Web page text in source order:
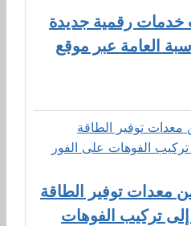
خدمات رقمية جديدة
العامة عبر موقع
35% من معدات توفير الطاقة
إلى تركيب الفوهات